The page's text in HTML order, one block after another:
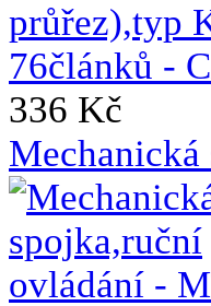
336 Kč